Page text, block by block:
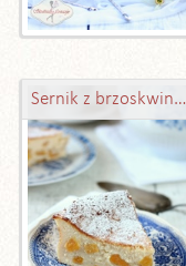
Sernik z brzoskwiniami